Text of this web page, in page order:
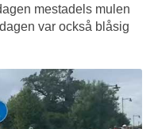
mestadels mulen
var också blåsig